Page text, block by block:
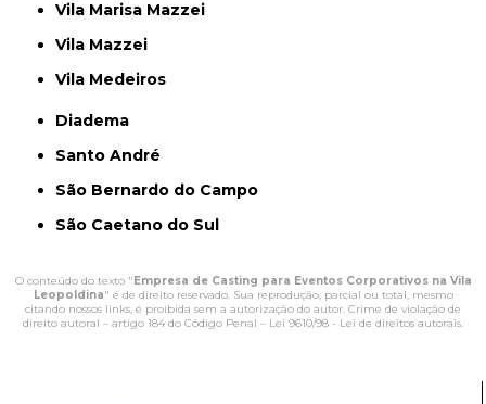
Vila Marisa Mazzei
Vila Mazzei
Vila Medeiros
Diadema
Santo André
São Bernardo do Campo
São Caetano do Sul
O conteúdo do texto "Empresa de Casting para Eventos Corporativos na Vila
Leopoldina" é de direito reservado. Sua reprodução, parcial ou total, mesmo
citando nossos links, é proibida sem a autorização do autor. Crime de violação de
direito autoral – artigo 184 do Código Penal – Lei 9610/98 - Lei de direitos autorais